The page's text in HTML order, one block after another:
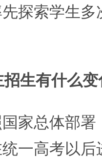
探索学生
生有什么
总体部署
一高考以后